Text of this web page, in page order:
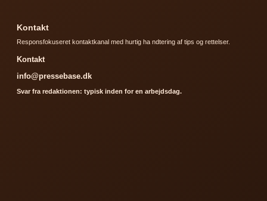
Kontakt
Responsfokuseret kontaktkanal med hurtig ha ndtering af tips og rettelser.
Kontakt
info@pressebase.dk
Svar fra redaktionen: typisk inden for en arbejdsdag.